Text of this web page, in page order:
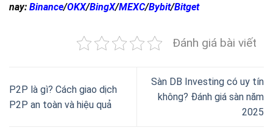
nay: Binance/OKX/BingX/MEXC/Bybit/Bitget
Đánh giá bài viết
P2P là gì? Cách giao dịch
P2P an toàn và hiệu quả
Sàn DB Investing có uy tín
không? Đánh giá sàn năm
2025